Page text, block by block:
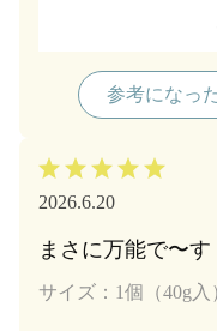
りましたが、万能
こんなもんだろう
買って良かった！
参考になっ
2026.6.20
まさに万能で〜す
サイズ：1個（40g入